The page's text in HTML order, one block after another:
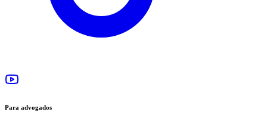
Para advogados